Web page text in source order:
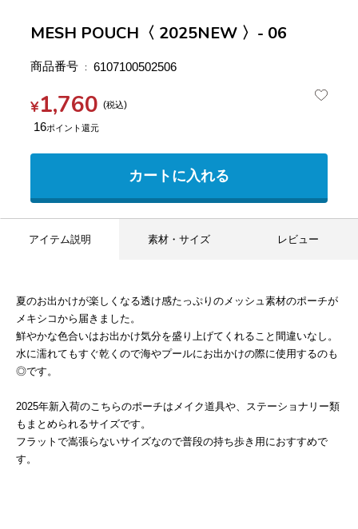
MESH POUCH〈 2025NEW 〉- 06
商品番号 6107100502506
¥1,760 税込
16
カートに入れる
アイテム説明 素材・サイズ レビュー
夏のお出かけが楽しくなる透け感たっぷりのメッシュ素材のポーチが
メキシコから届きました。
鮮やかな色合いはお出かけ気分を盛り上げてくれること間違いなし。
水に濡れてもすぐ乾くので海やプールにお出かけの際に使用するのも
◎です。
2025年新入荷のこちらのポーチはメイク道具や、ステーショナリー類
もまとめられるサイズです。
フラットで嵩張らないサイズなので普段の持ち歩き用におすすめで
す。